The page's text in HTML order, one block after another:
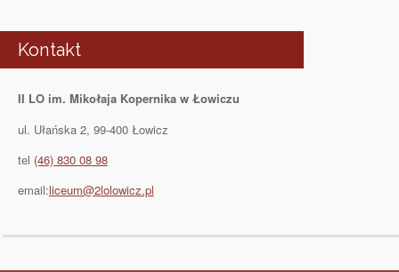
Kontakt
II LO im. Mikołaja Kopernika w Łowiczu
ul. Ułańska 2, 99-400 Łowicz
tel (46) 830 08 98
email:liceum@2lolowicz.pl